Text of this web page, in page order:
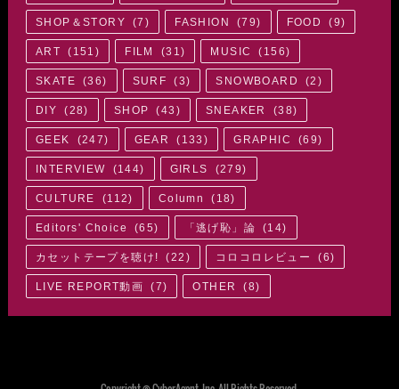
SHOP＆STORY (7 ) FASHION (79) FOOD (9)
ART ( 151 ) FILM (31) MUSIC ( 156)
SKATE (36) SURF (3) SNOWBOARD (2 )
DIY (28) SHOP (43 ) SNEAKER (38)
GEEK (247) GEAR ( 133 ) GRAPHIC (69)
INTERVIEW (144) GIRLS (279)
CULTURE (112) Column ( 18)
Editors' Choice (65) 「逃げ恥」論 (14)
カセットテープを聴け! (22 ) コロコロレビュー (6)
LIVE REPORT動画 (7) OTHER (8)